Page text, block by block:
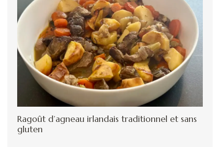
Ragoût d’agneau irlandais traditionnel et sans
gluten